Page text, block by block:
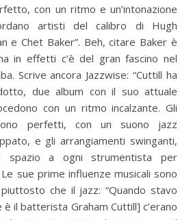
con un ritmo e un’intonazione
artisti del calibro di Hugh
e Chet Baker”. Beh, citare Baker è
in effetti c’è del gran fascino nel
Scrive ancora Jazzwise: “Cuttill ha
due album con il suo attuale
con un ritmo incalzante. Gli
perfetti, con un suono jazz
e gli arrangiamenti swinganti,
spazio a ogni strumentista per
sue prime influenze musicali sono
che il jazz: “Quando stavo
il batterista Graham Cuttill] c’erano